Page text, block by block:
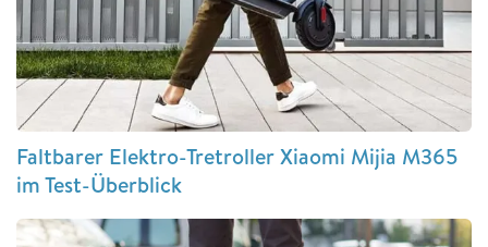
Faltbarer Elektro-Tretroller Xiaomi Mijia M365
im Test-Überblick